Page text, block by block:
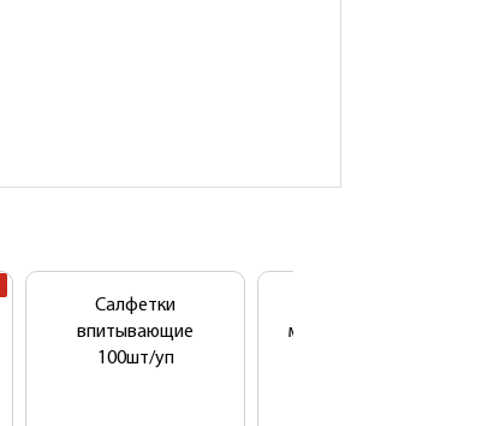
Салфетки
впитывающие
100шт/уп
многоразовый ПВХ